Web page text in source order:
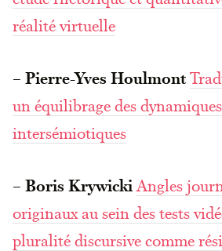
réalité virtuelle
– Pierre-Yves Houlmont
un équilibrage des dynamiques
intersémiotiques
– Boris KrywickiAngles
originaux au sein des tests
pluralité discursive comme